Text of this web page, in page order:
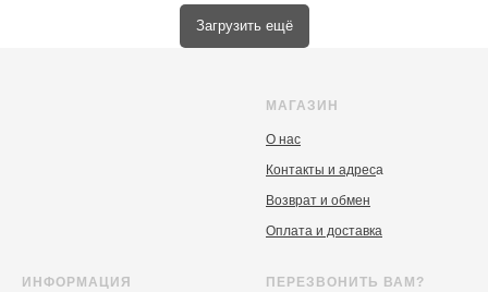
Загрузить ещё
МАГАЗИН
О нас
Контакты и адреса
Возврат и обмен
Оплата и доставка
ИНФОРМАЦИЯ ПЕРЕЗВОНИТЬ ВАМ?